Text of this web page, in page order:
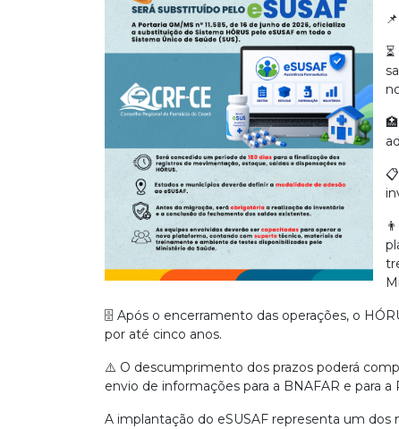
🗄️ Após o encerramento das operações, o
por até cinco anos.
⚠️ O descumprimento dos prazos poderá
envio de informações para a BNAFAR e para a
A implantação do eSUSAF representa um